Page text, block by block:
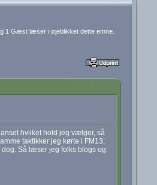
1 Gæst læser i øjeblikket dette emne.
hvilket hold jeg vælger, så
taktikker jeg kørte i FM13,
Så læser jeg folks blogs og